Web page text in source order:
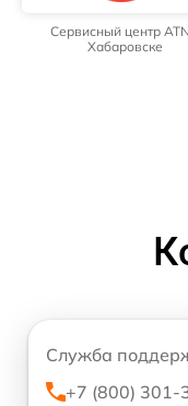
Сервисный центр
Хабаровске
Служба
+7 (800) 301-